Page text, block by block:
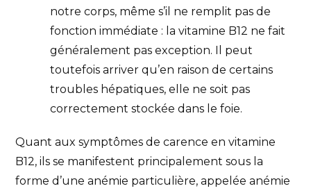
notre corps, même s’il ne remplit pas de
fonction immédiate : la vitamine B12 ne fait
généralement pas exception. Il peut
toutefois arriver qu’en raison de certains
troubles hépatiques, elle ne soit pas
correctement stockée dans le foie.
Quant aux symptômes de carence en vitamine
B12, ils se manifestent principalement sous la
forme d’une anémie particulière, appelée anémie